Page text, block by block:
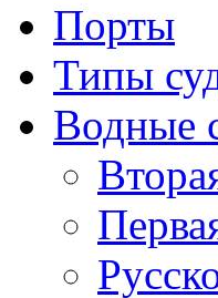
Порты
Типы
Водные